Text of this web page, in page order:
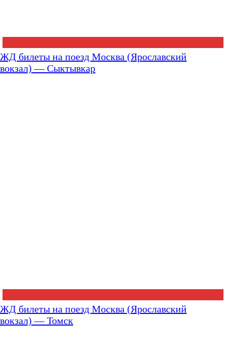
ЖД билеты на поезд Москва (Ярославский
вокзал) — Сыктывкар
ЖД билеты на поезд Москва (Ярославский
вокзал) — Томск